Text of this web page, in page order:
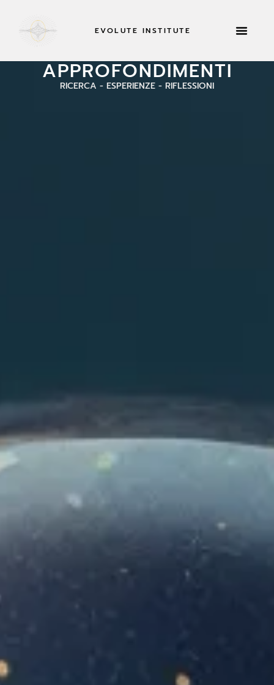
EVOLUTE INSTITUTE
APPROFONDIMENTI
RICERCA - ESPERIENZE - RIFLESSIONI